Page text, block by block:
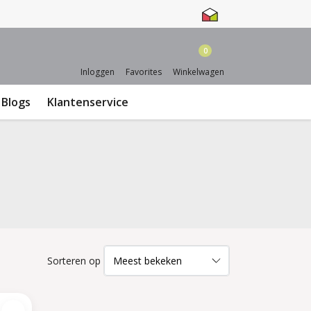
Inloggen Favorites
0
Winkelwagen
Blogs Klantenservice
Sorteren op